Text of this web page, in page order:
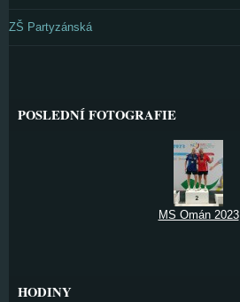
ZŠ Partyzánská
POSLEDNÍ FOTOGRAFIE
MS Omán 2023
HODINY